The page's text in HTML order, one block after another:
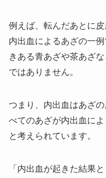
例えば、転んだあとに
内出血によるあざの一
きある青あざや茶あざ
ではありません。
つまり、内出血はあざ
べてのあざが内出血に
と考えられています。
「内出血が起きた結果